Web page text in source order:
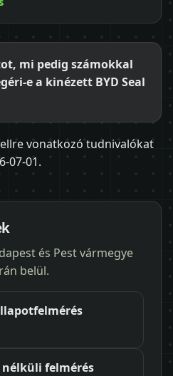
mi pedig számokkal
e a kinézett BYD Seal
vonatkozó tudnivalókat
07-01.
és Pest vármegye
belül.
felmérés